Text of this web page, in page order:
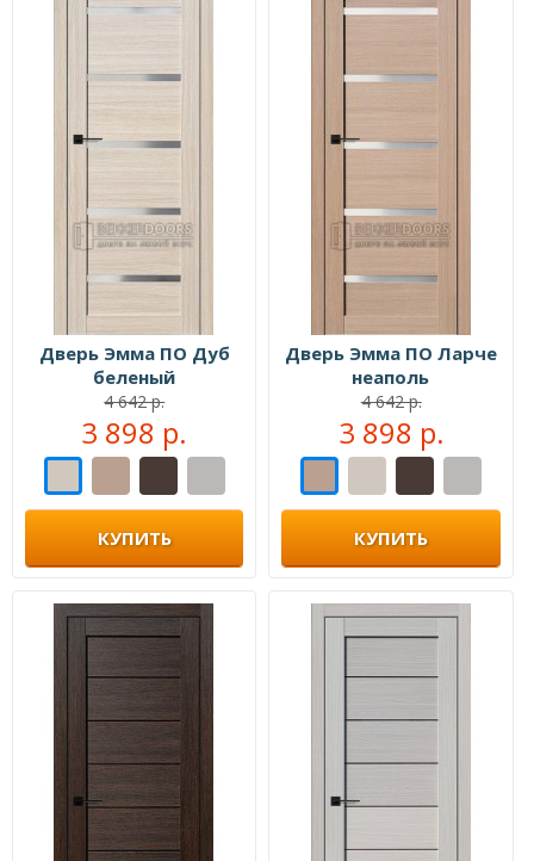
Дверь Эмма ПО Дуб
беленый
4 642 р.
3 898 р.
КУПИТЬ
Дверь Эмма ПО Ларче
неаполь
4 642 р.
3 898 р.
КУПИТЬ